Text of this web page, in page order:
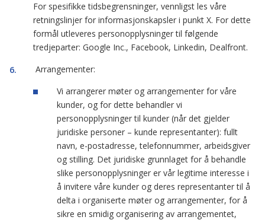
For spesifikke tidsbegrensninger, vennligst les våre
retningslinjer for informasjonskapsler i punkt X. For dette
formål utleveres personopplysninger til følgende
tredjeparter: Google Inc., Facebook, Linkedin, Dealfront.
Arrangementer:
Vi arrangerer møter og arrangementer for våre
kunder, og for dette behandler vi
personopplysninger til kunder (når det gjelder
juridiske personer – kunde representanter): fullt
navn, e-postadresse, telefonnummer, arbeidsgiver
og stilling. Det juridiske grunnlaget for å behandle
slike personopplysninger er vår legitime interesse i
å invitere våre kunder og deres representanter til å
delta i organiserte møter og arrangementer, for å
sikre en smidig organisering av arrangementet,